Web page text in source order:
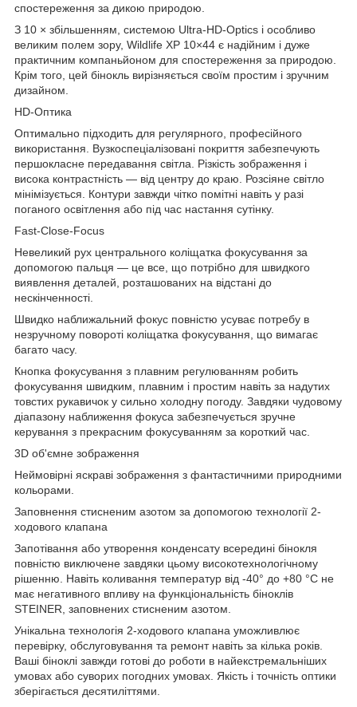
спостереження за дикою природою.
З 10 × збільшенням, системою Ultra-HD-Optics і особливо
великим полем зору, Wildlife XP 10×44 є надійним і дуже
практичним компаньйоном для спостереження за природою.
Крім того, цей бінокль вирізняється своїм простим і зручним
дизайном.
HD-Оптика
Оптимально підходить для регулярного, професійного
використання. Вузкоспеціалізовані покриття забезпечують
першокласне передавання світла. Різкість зображення і
висока контрастність — від центру до краю. Розсіяне світло
мінімізується. Контури завжди чітко помітні навіть у разі
поганого освітлення або під час настання сутінку.
Fast-Close-Focus
Невеликий рух центрального коліщатка фокусування за
допомогою пальця — це все, що потрібно для швидкого
виявлення деталей, розташованих на відстані до
нескінченності.
Швидко наближальний фокус повністю усуває потребу в
незручному повороті коліщатка фокусування, що вимагає
багато часу.
Кнопка фокусування з плавним регулюванням робить
фокусування швидким, плавним і простим навіть за надутих
товстих рукавичок у сильно холодну погоду. Завдяки чудовому
діапазону наближення фокуса забезпечується зручне
керування з прекрасним фокусуванням за короткий час.
3D об'ємне зображення
Неймовірні яскраві зображення з фантастичними природними
кольорами.
Заповнення стисненим азотом за допомогою технології 2-
ходового клапана
Запотівання або утворення конденсату всередині бінокля
повністю виключене завдяки цьому високотехнологічному
рішенню. Навіть коливання температур від -40° до +80 °C не
має негативного впливу на функціональність біноклів
STEINER, заповнених стисненим азотом.
Унікальна технологія 2-ходового клапана уможливлює
перевірку, обслуговування та ремонт навіть за кілька років.
Ваші біноклі завжди готові до роботи в найекстремальніших
умовах або суворих погодних умовах. Якість і точність оптики
зберігається десятиліттями.